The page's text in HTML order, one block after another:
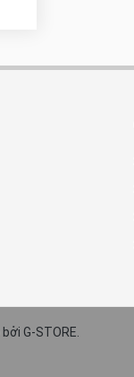
bởi G-STORE.